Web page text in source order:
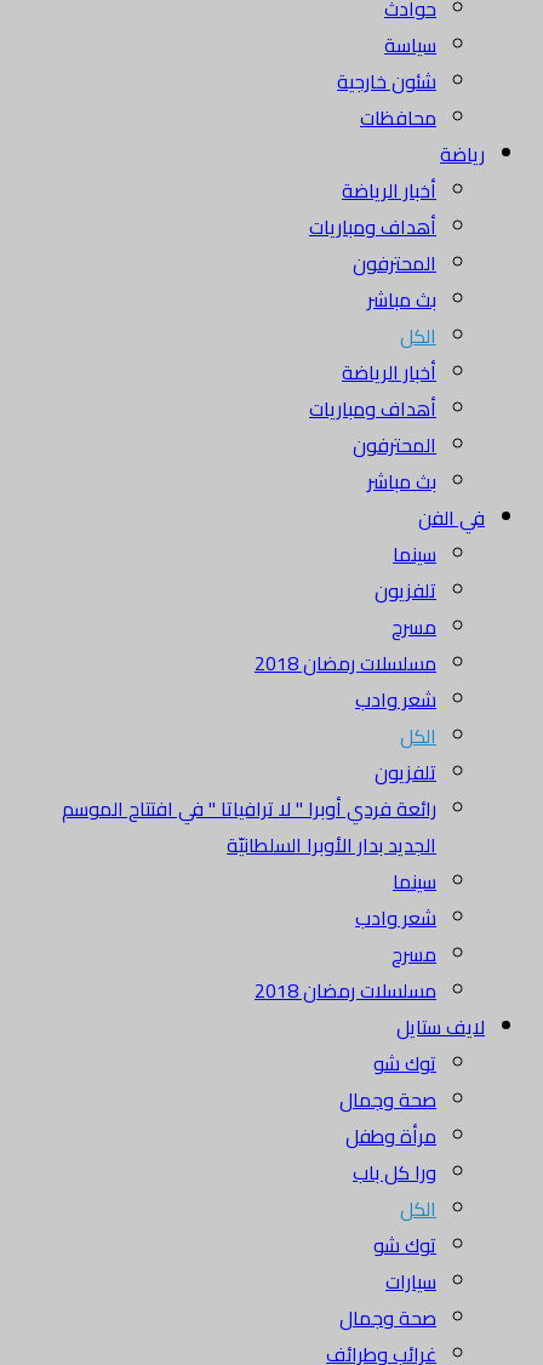
حوادث
سياسة
شئون خارجية
محافظات
رياضة
أخبار الرياضة
أهداف ومباريات
المحترفون
بث مباشر
الكل
أخبار الرياضة
أهداف ومباريات
المحترفون
بث مباشر
في الفن
سينما
تلفزيون
مسرح
مسلسلات رمضان 2018
شعر وادب
الكل
تلفزيون
رائعة فردي أوبرا " لا ترافياتا " في افتتاح الموسم
الجديد بدار الأوبرا السلطانيّة
سينما
شعر وادب
مسرح
مسلسلات رمضان 2018
لايف ستايل
توك شو
صحة وجمال
مرأة وطفل
ورا كل باب
الكل
توك شو
سيارات
صحة وجمال
غرائب وطرائف